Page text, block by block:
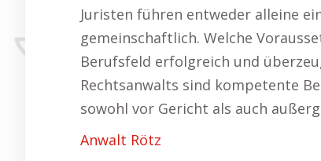
Juristen führen entweder alleine
gemeinschaftlich. Welche
Berufsfeld erfolgreich und
Rechtsanwalts sind kompetente
sowohl vor Gericht als auch
Anwalt Rötz